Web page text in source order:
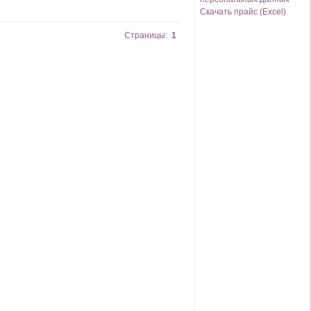
Страницы: 1
Скачать прайс (Excel)